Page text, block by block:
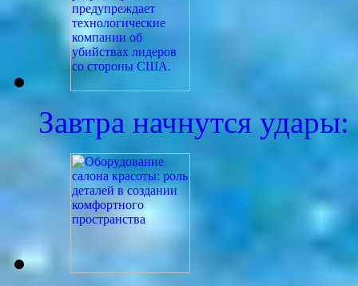
Завтра начнутся